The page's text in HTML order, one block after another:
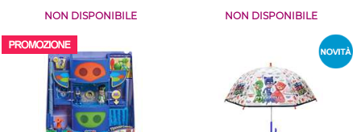
NON DISPONIBILE NON DISPONIBILE